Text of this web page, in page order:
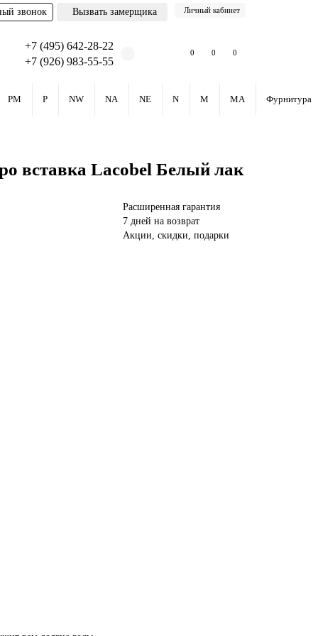
звонок Вызвать замерщика Личный кабинет
+7 (495) 642-28-22
+7 (926) 983-55-55
0 0 0
PM P NW NA NE N M MA Фурнитура
вставка Lacobel Белый лак
Расширенная гарантия
7 дней на возврат
Акции, скидки, подарки